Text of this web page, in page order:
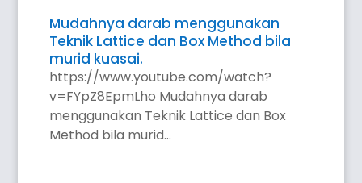
Mudahnya darab menggunakan
Teknik Lattice dan Box Method bila
murid kuasai.
https://www.youtube.com/watch?
v=FYpZ8EpmLho Mudahnya darab
menggunakan Teknik Lattice dan Box
Method bila murid...